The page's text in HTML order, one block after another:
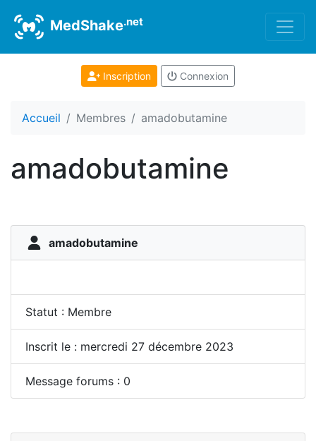
MedShake.net
Inscription Connexion
Accueil Membres amadobutamine
amadobutamine
amadobutamine
Statut : Membre
Inscrit le : mercredi 27 décembre 2023
Message forums : 0